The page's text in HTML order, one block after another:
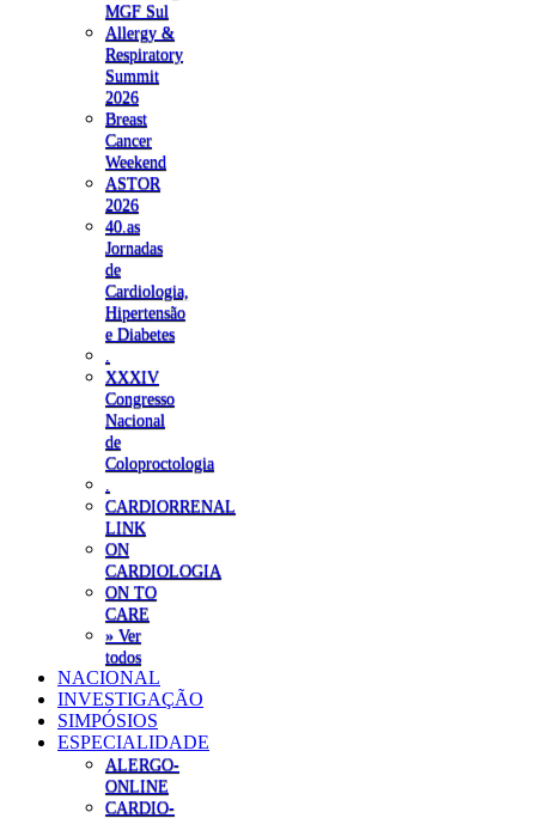
MGF Sul
Allergy &
Respiratory
Summit
2026
Breast
Cancer
Weekend
ASTOR
2026
40.as
Jornadas
de
Cardiologia,
Hipertensão
e Diabetes
XXXIV
Congresso
Nacional
de
Coloproctologia
CARDIORRENAL
LINK
ON
CARDIOLOGIA
ON TO
CARE
» Ver
todos
NACIONAL
INVESTIGAÇÃO
SIMPÓSIOS
ESPECIALIDADE
ALERGO-
ONLINE
CARDIO-